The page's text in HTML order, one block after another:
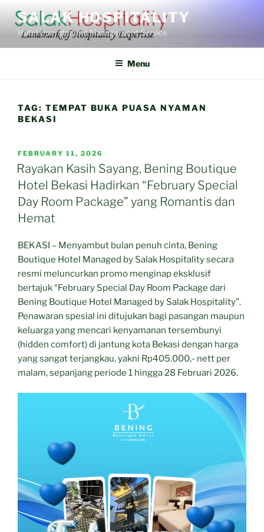
content
SALAK HOSPITALITY
Hotel Operator and Management Service
Menu
TAG: TEMPAT BUKA PUASA NYAMAN
BEKASI
POSTED
ON
FEBRUARY 11, 2026
Rayakan Kasih Sayang, Bening Boutique
Hotel Bekasi Hadirkan “February Special
Day Room Package” yang Romantis dan
Hemat
BEKASI – Menyambut bulan penuh cinta, Bening
Boutique Hotel Managed by Salak Hospitality secara
resmi meluncurkan promo menginap eksklusif
bertajuk “February Special Day Room Package dari
Bening Boutique Hotel Managed by Salak Hospitality”.
Penawaran spesial ini ditujukan bagi pasangan maupun
keluarga yang mencari kenyamanan tersembunyi
(hidden comfort) di jantung kota Bekasi dengan harga
yang sangat terjangkau, yakni Rp405.000,- nett per
malam, sepanjang periode 1 hingga 28 Februari 2026.